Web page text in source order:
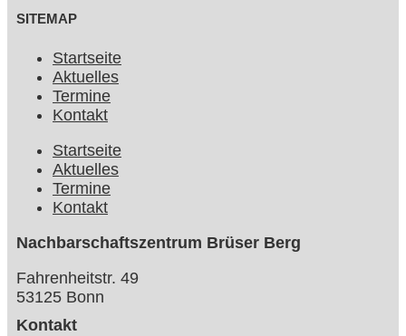
SITEMAP
Startseite
Aktuelles
Termine
Kontakt
Startseite
Aktuelles
Termine
Kontakt
Nachbarschaftszentrum Brüser Berg
Fahrenheitstr. 49
53125 Bonn
Kontakt